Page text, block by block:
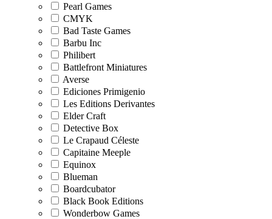
Pearl Games
CMYK
Bad Taste Games
Barbu Inc
Philibert
Battlefront Miniatures
Averse
Ediciones Primigenio
Les Editions Derivantes
Elder Craft
Detective Box
Le Crapaud Céleste
Capitaine Meeple
Equinox
Blueman
Boardcubator
Black Book Editions
Wonderbow Games